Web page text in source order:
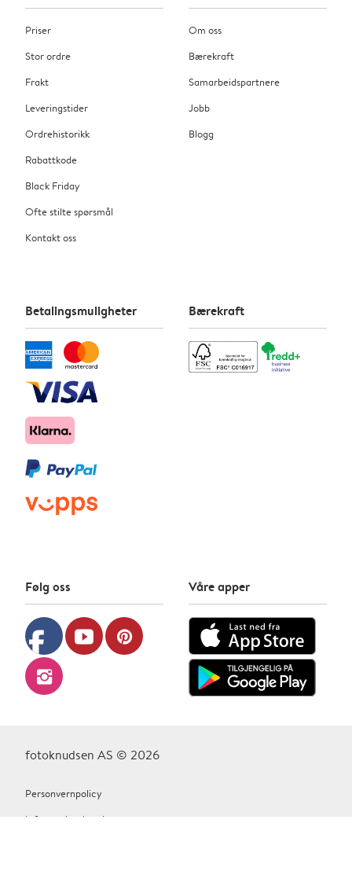
Priser
Stor ordre
Frakt
Leveringstider
Ordrehistorikk
Rabattkode
Black Friday
Ofte stilte spørsmål
Kontakt oss
Om oss
Bærekraft
Samarbeidspartnere
Jobb
Blogg
Betalingsmuligheter Bærekraft
Følg oss
facebook youtube pinterest
instagram
Våre apper
fotoknudsen AS © 2026
Personvernpolicy
Informasjonskapsler